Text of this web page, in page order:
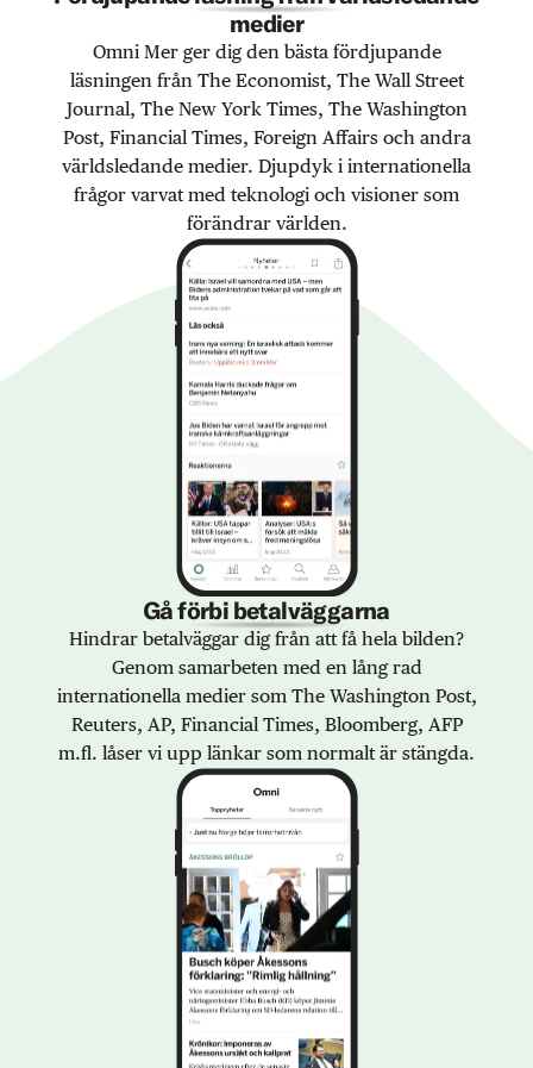
medier
Omni Mer ger dig den bästa fördjupande
läsningen från The Economist, The Wall Street
Journal, The New York Times, The Washington
Post, Financial Times, Foreign Affairs och andra
världsledande medier. Djupdyk i internationella
frågor varvat med teknologi och visioner som
förändrar världen.
Gå förbi betalväggarna
Hindrar betalväggar dig från att få hela bilden?
Genom samarbeten med en lång rad
internationella medier som The Washington Post,
Reuters, AP, Financial Times, Bloomberg, AFP
m.fl. låser vi upp länkar som normalt är stängda.